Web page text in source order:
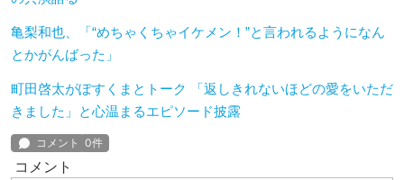
亀梨和也、「“めちゃくちゃイケメン！”と言われるようになん
とかがんばった」
町田啓太がぽすくまとトーク 「返しきれないほどの愛をいただ
きました」と心温まるエピソード披露